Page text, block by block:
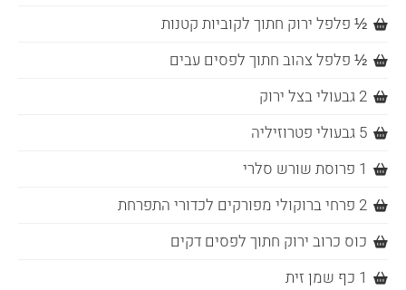
½ פלפל ירוק חתוך לקוביות קטנות
½ פלפל צהוב חתוך לפסים עבים
2 גבעולי בצל ירוק
5 גבעולי פטרוזיליה
1 פרוסת שורש סלרי
2 פרחי ברוקולי מפורקים לכדורי התפרחת
כוס כרוב ירוק חתוך לפסים דקים
1 כף שמן זית